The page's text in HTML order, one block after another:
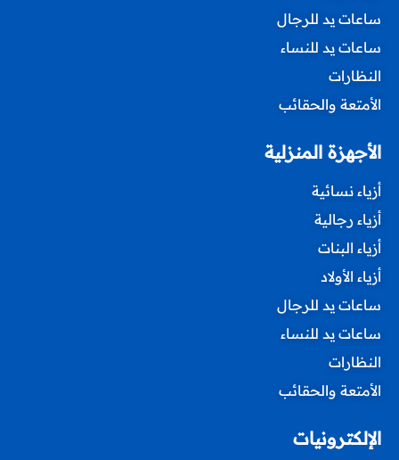
ساعات يد للرجال
ساعات يد للنساء
النظارات
الأمتعة والحقائب
الأجهزة المنزلية
أزياء نسائية
أزياء رجالية
أزياء البنات
أزياء الأولاد
ساعات يد للرجال
ساعات يد للنساء
النظارات
الأمتعة والحقائب
الإلكترونيات